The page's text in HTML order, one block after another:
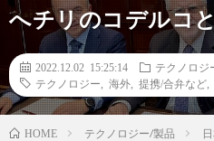
へチリのコデルコ
2022.12.02 15:25:14
テクノロジ
テクノロジー
海外 提携/合弁など
HOME テクノロジー/製品